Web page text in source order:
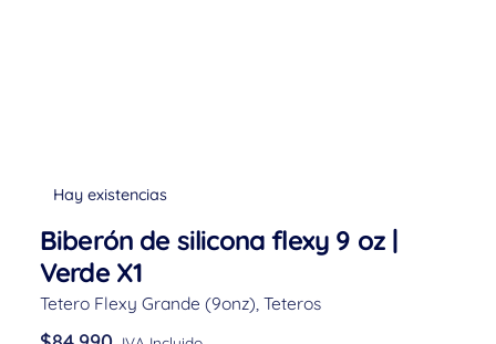
Hay existencias
Biberón de silicona flexy 9 oz |
Verde X1
Tetero Flexy Grande (9onz) Teteros